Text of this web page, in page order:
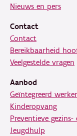
Nieuws en pers
Contact
Contact
Bereikbaarheid
Veelgestelde vragen
Aanbod
Geïntegreerd
Kinderopvang
Preventieve
Jeugdhulp